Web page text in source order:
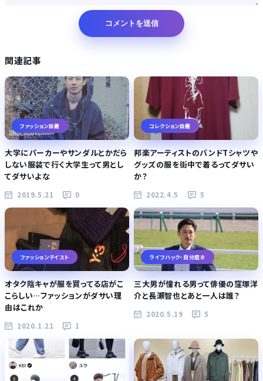
関連記事
ファッション談義
大学にパーカーやサンダルとかだら
しない服装で行く大学生って男とし
てダサいよな
2019.5.21 0
コレクション談義
邦楽アーティストのバンドTシャツや
グッズの服を街中で着るってダサい
か？
2022.4.5 5
ファッションテイスト
オタク陰キャが服を買ってる店がこ
こらしい…ファッションがダサい理
由はこれか
2020.1.21 1
ライフハック・自分磨き
三大男が憧れる男って俳優の窪塚洋
介と長瀬智也とあと一人は誰？
2020.5.19 5